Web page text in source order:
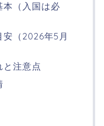
本（入国は必
（2026年5月
と注意点